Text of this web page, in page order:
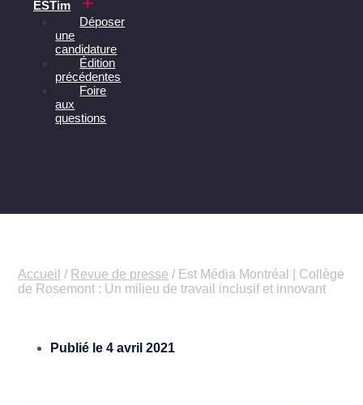
ESTim
Déposer
une
candidature
Édition
précédentes
Foire
aux
questions
Accueil / Revue de presse / Est Média Montréal | Collège
de Rosemont : Un milieu de travail inclusif et innovant
Publié le 4 avril 2021